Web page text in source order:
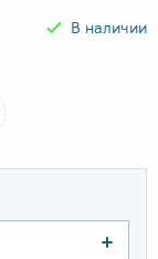
В наличии